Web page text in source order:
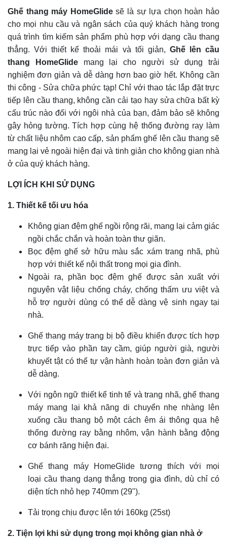
Ghế thang máy HomeGlidesẽ là sự lựa chọn hoàn hảo
cho mọi nhu cầu và ngân sách của quý khách hàng trong
quá trình tìm kiếm sản phẩm phù hợp với dạng cầu thang
thẳng. Với thiết kế thoải mái và tối giản, Ghế lên cầu
thang HomeGlidemang lại cho người sử dụng trải
nghiệm đơn giản và dễ dàng hơn bao giờ hết. Không cần
thi công - Sửa chữa phức tạp! Chỉ với thao tác lắp đặt trực
tiếp lên cầu thang, không cần cải tạo hay sửa chữa bất kỳ
cấu trúc nào đối với ngôi nhà của bạn, đảm bảo sẽ không
gây hỏng tường. Tích hợp cùng hệ thống đường ray làm
từ chất liệu nhôm cao cấp, sản phẩm ghế lên cầu thang sẽ
mang lại vẻ ngoài hiện đại và tinh giản cho không gian nhà
ở của quý khách hàng.
LỢI ÍCH KHI SỬ DỤNG
1. Thiết kế tối ưu hóa
Không gian đệm ghế ngồi rộng rãi, mang lại cảm giác
ngồi chắc chắn và hoàn toàn thư giãn.
Bọc đệm ghế sở hữu màu sắc xám trang nhã, phù
hợp với thiết kế nội thất trong mọi gia đình.
Ngoài ra, phần bọc đệm ghế được sản xuất với
nguyên vật liệu chống cháy, chống thấm ưu việt và
hỗ trợ người dùng có thể dễ dàng vệ sinh ngay tại
nhà.
Ghế thang máy trang bị bộ điều khiển được tích hợp
trực tiếp vào phần tay cầm, giúp người già, người
khuyết tật có thể tự vận hành hoàn toàn đơn giản và
dễ dàng.
Với ngôn ngữ thiết kế tinh tế và trang nhã, ghế thang
máy mang lại khả năng di chuyển nhẹ nhàng lên
xuống cầu thang bộ một cách êm ái thông qua hệ
thống đường ray bằng nhôm, vận hành bằng động
cơ bánh răng hiện đại.
Ghế thang máy HomeGlide tương thích với mọi
loại cầu thang dạng thẳng trong gia đình, dù chỉ có
diện tích nhỏ hẹp 740mm (29").
Tải trọng chịu được lên tới 160kg (25st)
2. Tiện lợi khi sử dụng trong mọi không gian nhà ở